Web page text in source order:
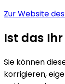
Zur Website
Ist das
Sie können
korrigieren,